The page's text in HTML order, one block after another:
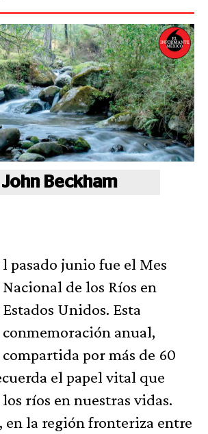
John Beckham
l pasado junio fue el Mes
Nacional de los Ríos en
Estados Unidos. Esta
conmemoración anual,
compartida por más de 60
el papel vital que
ríos en nuestras vidas.
en la región fronteriza entre